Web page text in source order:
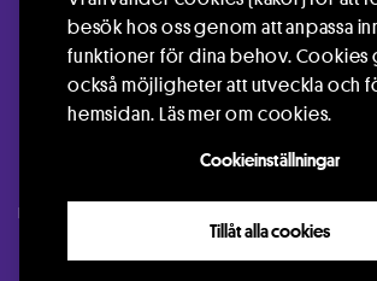
besök hos oss genom att anpassa
funktioner för dina behov. Cookies
också möjligheter att utveckla och
hemsidan.Läs mer om cookies.
Cookieinställningar
Tillåt alla cookies
Teater
Kontakt
GDPR
Info om Cookies